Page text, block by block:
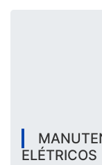
ELÉTRICOS